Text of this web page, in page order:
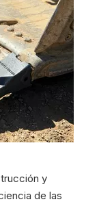
y
de las